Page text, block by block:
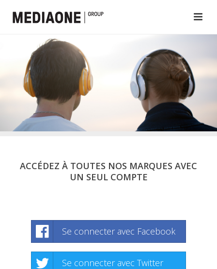
ACCÉDEZ À TOUTES NOS MARQUES AVEC
UN SEUL COMPTE
Se connecter avec Facebook
Se connecter avec Twitter